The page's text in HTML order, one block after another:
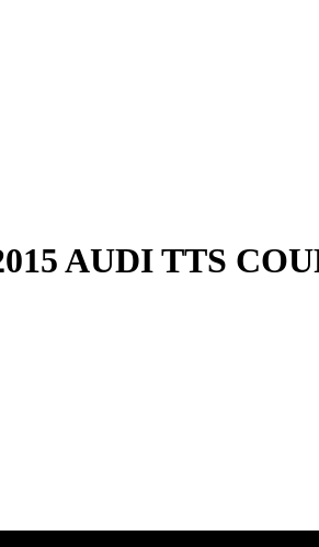
AUDI TTS